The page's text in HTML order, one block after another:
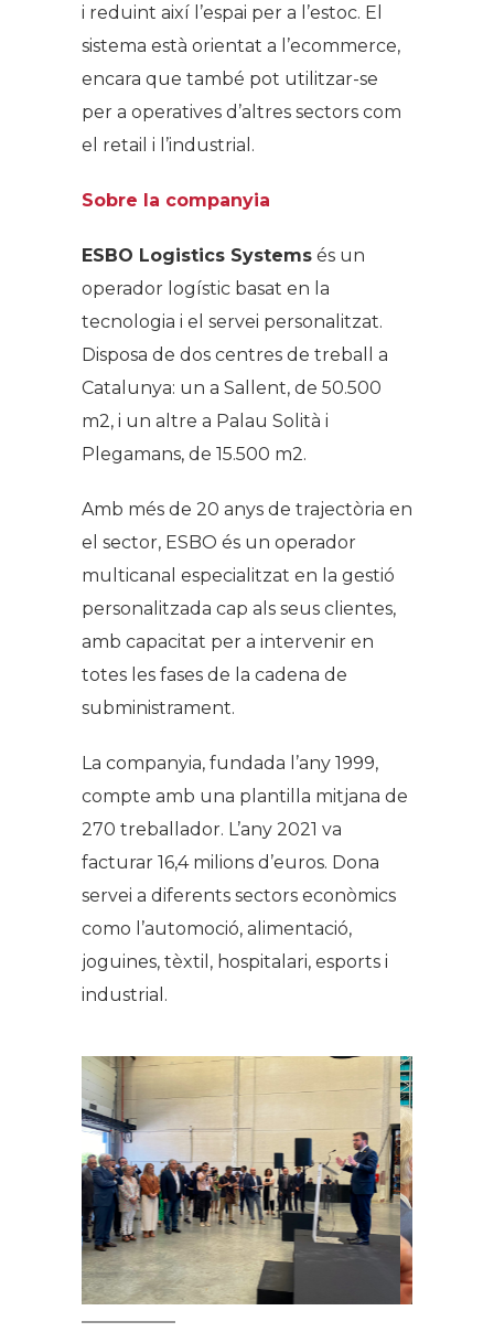
i reduint així l’espai per a l’estoc. El
sistema està orientat a l’ecommerce,
encara que també pot utilitzar-se
per a operatives d’altres sectors com
el retail i l’industrial.
Sobre la companyia
ESBO Logistics Systems és un
operador logístic basat en la
tecnologia i el servei personalitzat.
Disposa de dos centres de treball a
Catalunya: un a Sallent, de 50.500
m2, i un altre a Palau Solità i
Plegamans, de 15.500 m2.
Amb més de 20 anys de trajectòria en
el sector, ESBO és un operador
multicanal especialitzat en la gestió
personalitzada cap als seus clientes,
amb capacitat per a intervenir en
totes les fases de la cadena de
subministrament.
La companyia, fundada l’any 1999,
compte amb una plantilla mitjana de
270 treballador. L’any 2021 va
facturar 16,4 milions d’euros. Dona
servei a diferents sectors econòmics
como l’automoció, alimentació,
joguines, tèxtil, hospitalari, esports i
industrial.